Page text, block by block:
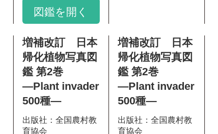
掲載ページ：292
ページ
図鑑を開く
掲載ページ：293ペ
図鑑を開く
増補改訂 日本